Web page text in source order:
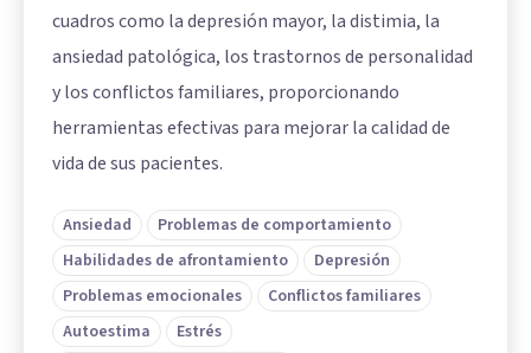
cuadros como la depresión mayor, la distimia, la
ansiedad patológica, los trastornos de personalidad
y los conflictos familiares, proporcionando
herramientas efectivas para mejorar la calidad de
vida de sus pacientes.
Ansiedad
Problemas de comportamiento
Habilidades de afrontamiento
Depresión
Problemas emocionales
Conflictos familiares
Autoestima
Estrés